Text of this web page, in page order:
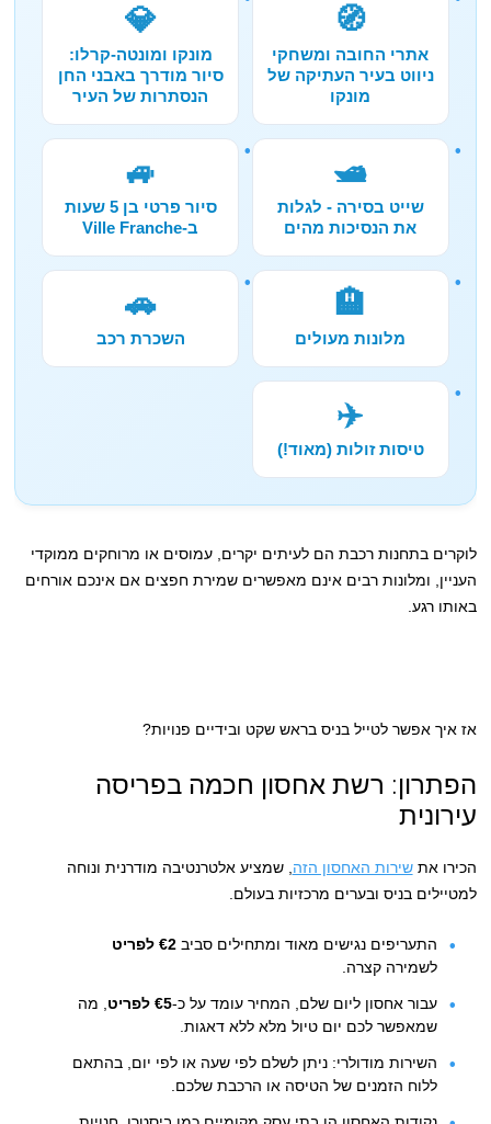
🧭
אתרי החובה ומשחקי
ניווט בעיר העתיקה של
מונקו
💎
מונקו ומונטה-קרלו:
סיור מודרך באבני החן
הנסתרות של העיר
🛥️
שייט בסירה - לגלות
את הנסיכות מהים
🚙
סיור פרטי בן 5 שעות
ב-Ville Franche
🏨
מלונות מעולים
🚗
השכרת רכב
✈️
טיסות זולות (מאוד!)
לוקרים בתחנות רכבת הם לעיתים יקרים, עמוסים או מרוחקים ממוקדי
העניין, ומלונות רבים אינם מאפשרים שמירת חפצים אם אינכם אורחים
באותו רגע.
אז איך אפשר לטייל בניס בראש שקט ובידיים פנויות?
הפתרון: רשת אחסון חכמה בפריסה
עירונית
הכירו אתשירות האחסון הזה , שמציע אלטרנטיבה מודרנית ונוחה
למטיילים בניס ובערים מרכזיות בעולם.
התעריפים נגישים מאוד ומתחילים סביב €2 לפריט
לשמירה קצרה.
עבור אחסון ליום שלם, המחיר עומד על כ-€5 לפריט
, מה
שמאפשר לכם יום טיול מלא ללא דאגות.
השירות מודולרי: ניתן לשלם לפי שעה או לפי יום, בהתאם
ללוח הזמנים של הטיסה או הרכבת שלכם.